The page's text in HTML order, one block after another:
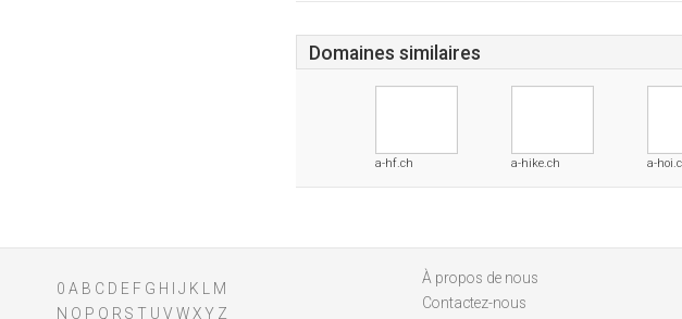
Domaines similaires
a-hf.ch a-hike.ch a-
0 A B C D E F G H J K
M
N O P Q R S T U V WXY Z
À propos de nous
Contactez-nous